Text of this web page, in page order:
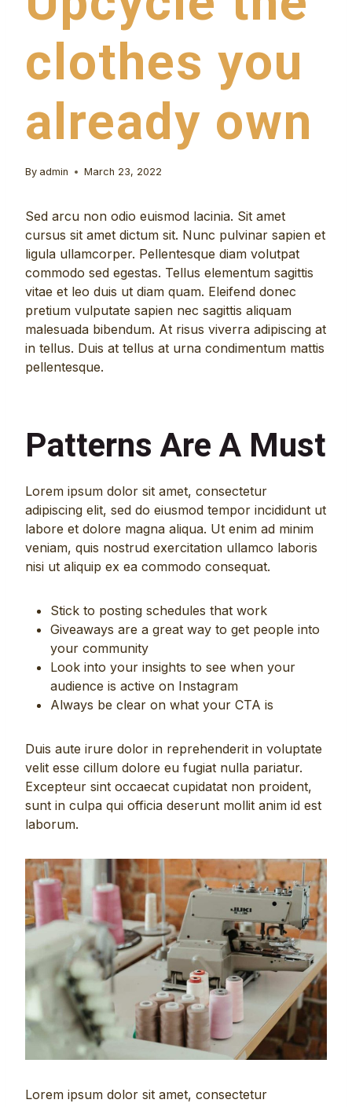
clothes you
already own
By admin March 23, 2022
Sed arcu non odio euismod lacinia. Sit amet
cursus sit amet dictum sit. Nunc pulvinar sapien et
ligula ullamcorper. Pellentesque diam volutpat
commodo sed egestas. Tellus elementum sagittis
vitae et leo duis ut diam quam. Eleifend donec
pretium vulputate sapien nec sagittis aliquam
malesuada bibendum. At risus viverra adipiscing at
in tellus. Duis at tellus at urna condimentum mattis
pellentesque.
Patterns Are A Must
Lorem ipsum dolor sit amet, consectetur
adipiscing elit, sed do eiusmod tempor incididunt ut
labore et dolore magna aliqua. Ut enim ad minim
veniam, quis nostrud exercitation ullamco laboris
nisi ut aliquip ex ea commodo consequat.
Stick to posting schedules that work
Giveaways are a great way to get people into
your community
Look into your insights to see when your
audience is active on Instagram
Always be clear on what your CTA is
Duis aute irure dolor in reprehenderit in voluptate
velit esse cillum dolore eu fugiat nulla pariatur.
Excepteur sint occaecat cupidatat non proident,
sunt in culpa qui officia deserunt mollit anim id est
laborum.
Lorem ipsum dolor sit amet, consectetur